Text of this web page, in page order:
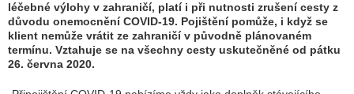
léčebné výlohy v zahraničí, platí i při nutnosti zrušení cesty z
důvodu onemocnění COVID-19. Pojištění pomůže, i když se
klient nemůže vrátit ze zahraničí v původně plánovaném
termínu. Vztahuje se na všechny cesty uskutečněné od pátku
26. června 2020.